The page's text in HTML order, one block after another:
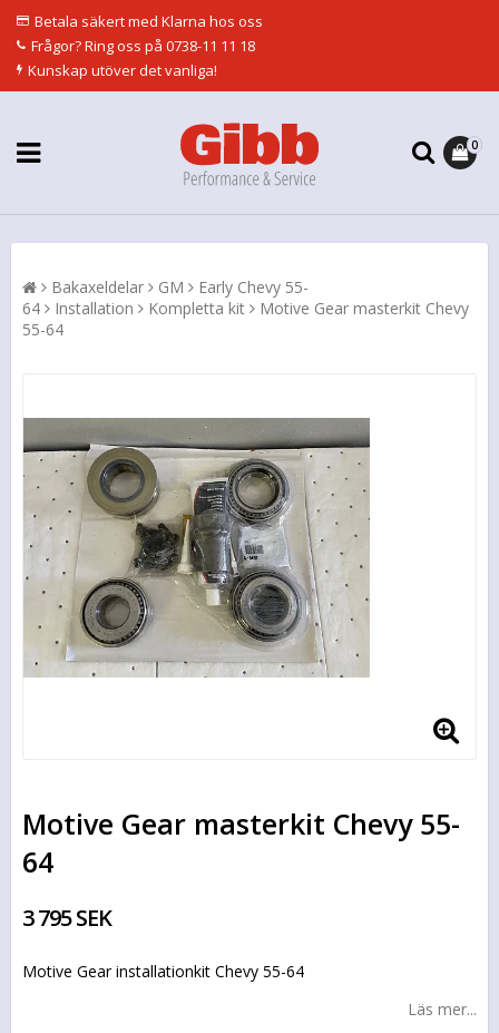
Betala säkert med Klarna hos oss
Frågor? Ring oss på 0738-11 11 18
Kunskap utöver det vanliga!
0
Bakaxeldelar GM
Early Chevy 55-
64
Installation Kompletta kit
Motive Gear masterkit Chevy
55-64
Motive Gear masterkit Chevy 55-
64
3 795 SEK
Motive Gear installationkit Chevy 55-64
Läs mer...